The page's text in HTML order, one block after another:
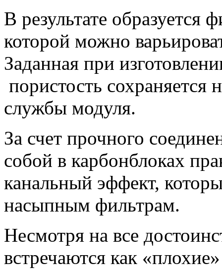
В результате образуется
которой можно
Заданная при
пористость сохраняется
службы модуля.
За счет прочного
собой в карбонблоках
канальный эффект,
насыпным фильтрам.
Несмотря на все
встречаются как